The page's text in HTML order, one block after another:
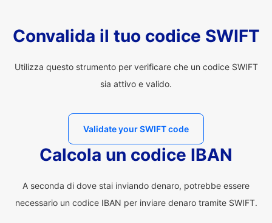
Convalida il tuo codice SWIFT
Utilizza questo strumento per verificare che un codice SWIFT
sia attivo e valido.
Validate your SWIFT code
Calcola un codice IBAN
A seconda di dove stai inviando denaro, potrebbe essere
necessario un codice IBAN per inviare denaro tramite SWIFT.